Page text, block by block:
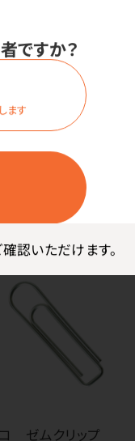
ですか？
ます
認いただけます。
名札キーホルダー
タイプ） 6色セット
ログイン後表示
コ ゼムクリップ